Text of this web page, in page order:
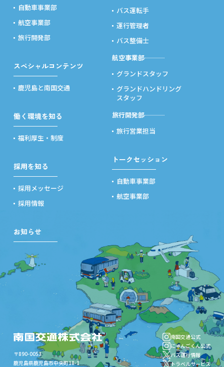
自動車事業部
航空事業部
旅行開発部
スペシャルコンテンツ
鹿児島と南国交通
働く環境を知る
福利厚生・制度
採用を知る
採用メッセージ
採用情報
お知らせ
バス運転手
運行管理者
バス整備士
航空事業部
グランドスタッフ
グランドハンドリング
スタッフ
旅行開発部
旅行営業担当
トークセッション
自動車事業部
航空事業部
〒890-0053
鹿児島県鹿児島市中央町18-1
南国交通公式
にゃんごくん公式
バス運行情報
トラベルサービス